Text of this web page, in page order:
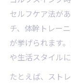
セルフケア法が
チ、体幹トレー
が挙げられます
や生活スタイル
たとえば、スト